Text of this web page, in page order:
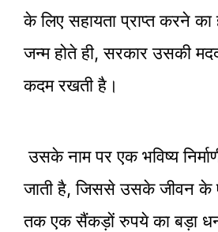
के लिए सहायता प्राप्त करने
जन्म होते ही, सरकार उसकी
कदम रखती है।
उसके नाम पर एक भविष्य
जाती है, जिससे उसके जीवन के
तक एक सैंकड़ों रुपये का बड़ा